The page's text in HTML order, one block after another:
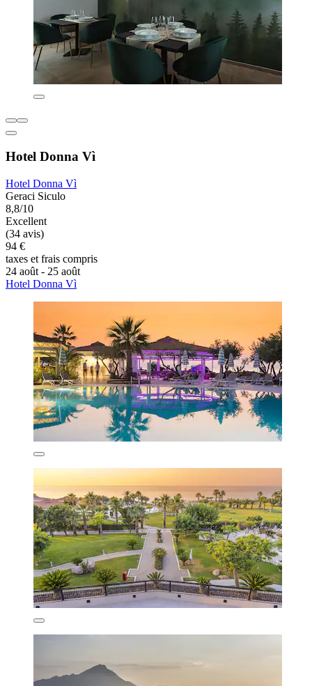
Hotel Donna Vì
Hotel Donna Vì
Geraci Siculo
8,8/10
Excellent
(34 avis)
94 €
taxes et frais compris
24 août - 25 août
Hotel Donna Vì